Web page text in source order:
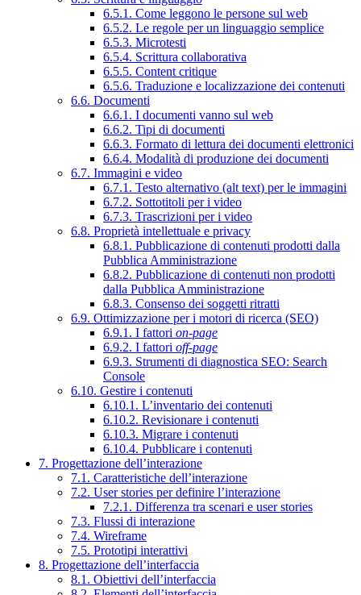
6.5.1. Come leggono le persone sul web
6.5.2. Le regole per un linguaggio semplice
6.5.3. Microtesti
6.5.4. Scrittura collaborativa
6.5.5. Content critique
6.5.6. Traduzione e localizzazione dei contenuti
6.6. Documenti
6.6.1. I documenti vanno sul web
6.6.2. Tipi di documenti
6.6.3. Formato di lettura dei documenti elettronici
6.6.4. Modalità di produzione dei documenti
6.7. Immagini e video
6.7.1. Testo alternativo (alt text) per le immagini
6.7.2. Sottotitoli per i video
6.7.3. Trascrizioni per i video
6.8. Proprietà intellettuale e privacy
6.8.1. Pubblicazione di contenuti prodotti dalla
Pubblica Amministrazione
6.8.2. Pubblicazione di contenuti non prodotti
dalla Pubblica Amministrazione
6.8.3. Consenso dei soggetti ritratti
6.9. Ottimizzazione per i motori di ricerca (SEO)
6.9.1. I fattori on-page
6.9.2. I fattori off-page
6.9.3. Strumenti di diagnostica SEO: Search
Console
6.10. Gestire i contenuti
6.10.1. L’inventario dei contenuti
6.10.2. Revisionare i contenuti
6.10.3. Migrare i contenuti
6.10.4. Pubblicare i contenuti
7. Progettazione dell’interazione
7.1. Caratteristiche dell’interazione
7.2. User stories per definire l’interazione
7.2.1. Differenza tra scenari e user stories
7.3. Flussi di interazione
7.4. Wireframe
7.5. Prototipi interattivi
8. Progettazione dell’interfaccia
8.1. Obiettivi dell’interfaccia